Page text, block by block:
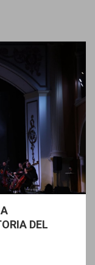
DEL